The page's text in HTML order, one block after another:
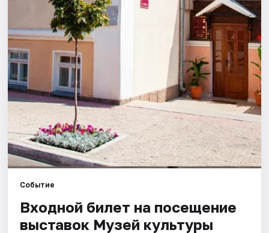
Площадки
Артисты
Рейтинги
Событие
Входной билет на посещение
выставок Музей культуры